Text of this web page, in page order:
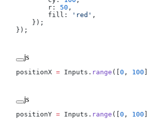
        r:
50 ,
        fill:
'red' ,
    });
});
js
positionX = Inputs. range ([ 0 , 100
js
positionY = Inputs. range ([ 0 , 100